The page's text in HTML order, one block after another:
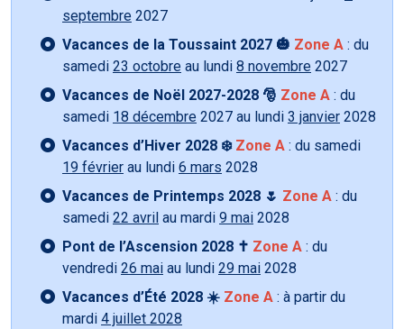
septembre 2027
Vacances de la Toussaint 2027 🎃 Zone A : du
samedi 23 octobre au lundi 8 novembre 2027
Vacances de Noël 2027-2028 🎅 Zone A : du
samedi 18 décembre 2027 au lundi 3 janvier 2028
Vacances d’Hiver 2028 ❄️ Zone A : du samedi
19 février au lundi 6 mars 2028
Vacances de Printemps 2028 🌷 Zone A : du
samedi 22 avril au mardi 9 mai 2028
Pont de l’Ascension 2028 ✝️ Zone A : du
vendredi 26 mai au lundi 29 mai 2028
Vacances d’Été 2028 ☀️ Zone A : à partir du
mardi 4 juillet 2028